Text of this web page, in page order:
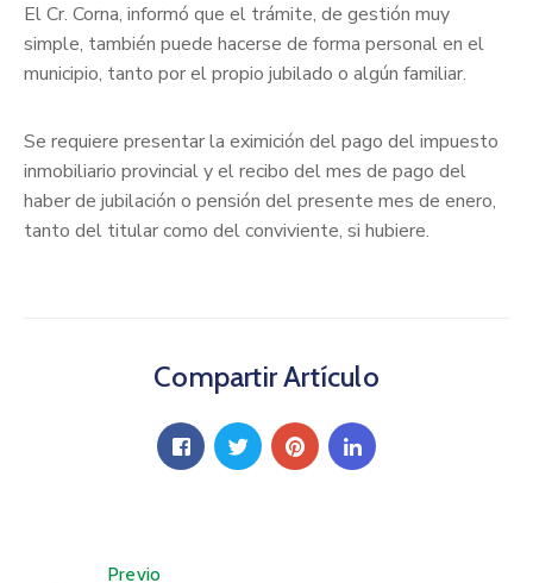
El Cr. Corna, informó que el trámite, de gestión muy
simple, también puede hacerse de forma personal en el
municipio, tanto por el propio jubilado o algún familiar.
Se requiere presentar la eximición del pago del impuesto
inmobiliario provincial y el recibo del mes de pago del
haber de jubilación o pensión del presente mes de enero,
tanto del titular como del conviviente, si hubiere.
Compartir Artículo
Previo